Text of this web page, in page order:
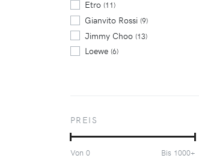
Etro (11)
Gianvito Rossi (9)
Jimmy Choo (13)
Loewe (6)
Santoni
PREIS
Von 0 Bis 1000+